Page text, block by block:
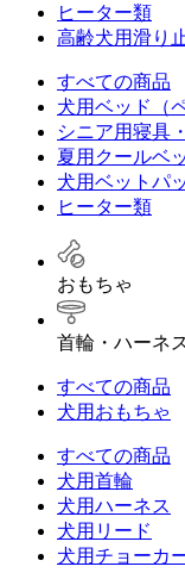
ヒーター類
高齢犬用滑り
すべての商品
犬用ベッド（
シニア用寝具
夏用クールベ
犬用ベットパ
ヒーター類
おもちゃ
首輪・ハーネ
すべての商品
犬用おもちゃ
すべての商品
犬用首輪
犬用ハーネス
犬用リード
犬用チョーカ